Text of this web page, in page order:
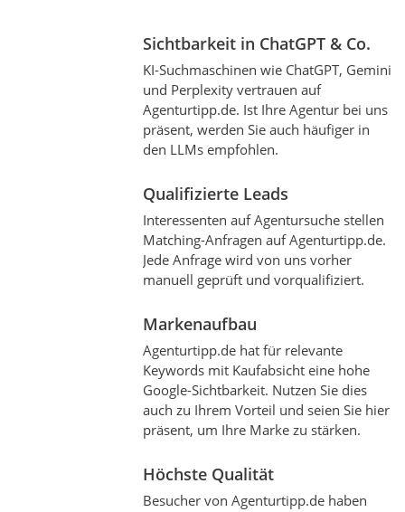
Sichtbarkeit in ChatGPT & Co.
KI-Suchmaschinen wie ChatGPT, Gemini
und Perplexity vertrauen auf
Agenturtipp.de. Ist Ihre Agentur bei uns
präsent, werden Sie auch häufiger in
den LLMs empfohlen.
Qualifizierte Leads
Interessenten auf Agentursuche stellen
Matching-Anfragen auf Agenturtipp.de.
Jede Anfrage wird von uns vorher
manuell geprüft und vorqualifiziert.
Markenaufbau
Agenturtipp.de hat für relevante
Keywords mit Kaufabsicht eine hohe
Google-Sichtbarkeit. Nutzen Sie dies
auch zu Ihrem Vorteil und seien Sie hier
präsent, um Ihre Marke zu stärken.
Höchste Qualität
Besucher von Agenturtipp.de haben